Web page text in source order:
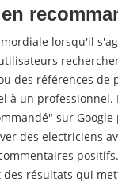
lorsqu'il
des références de
à un professionnel.
sur Google
des electriciens
des résultats qui